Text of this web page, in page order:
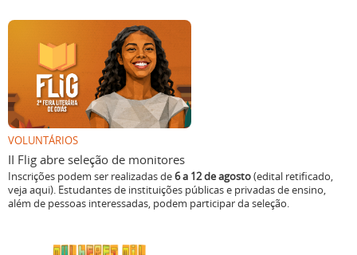
VOLUNTÁRIOS
II Flig abre seleção de monitores
Inscrições podem ser realizadas de6 a 12 de agosto(edital retificado,
veja aqui). Estudantes de instituições públicas e privadas de ensino,
além de pessoas interessadas, podem participar da seleção.